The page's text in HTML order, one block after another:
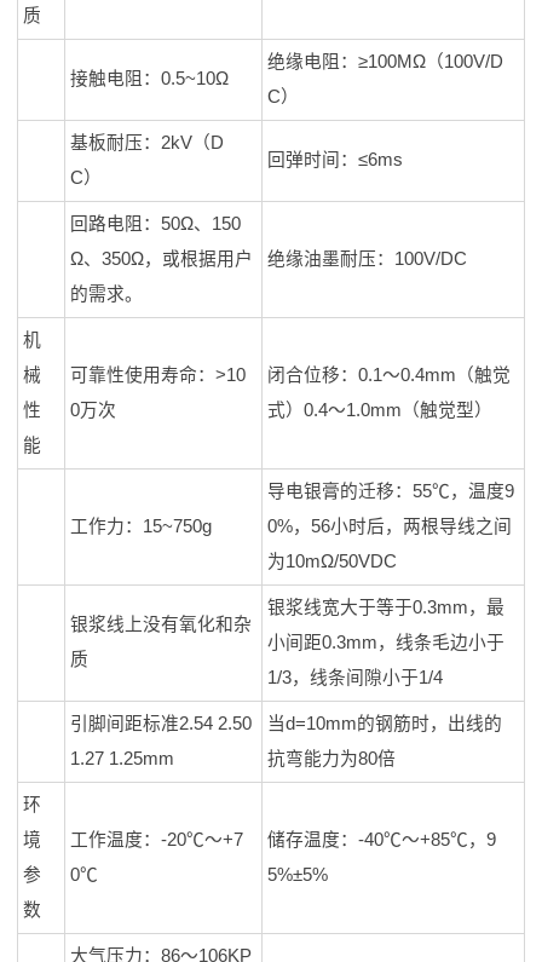
质
接触电阻：0.5~10Ω
绝缘电阻：≥100MΩ（100V/D
C）
基板耐压：2kV（D
C）
回弹时间：≤6ms
回路电阻：50Ω、150
Ω、350Ω，或根据用户
的需求。
绝缘油墨耐压：100V/DC
机
械
性
能
可靠性使用寿命：>10
0万次
闭合位移：0.1～0.4mm（触觉
式）0.4～1.0mm（触觉型）
工作力：15~750g
导电银膏的迁移：55℃，温度9
0%，56小时后，两根导线之间
为10mΩ/50VDC
银浆线上没有氧化和杂
质
银浆线宽大于等于0.3mm，最
小间距0.3mm，线条毛边小于
1/3，线条间隙小于1/4
引脚间距标准2.54 2.50
1.27 1.25mm
当d=10mm的钢筋时，出线的
抗弯能力为80倍
环
境
参
数
工作温度：-20℃～+7
0℃
储存温度：-40℃～+85℃，9
5%±5%
大气压力：86～106KP